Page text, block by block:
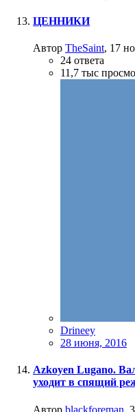
ЦЕННИКИ
Автор TheSaint, 17
24 ответа
11,7 тыс
Drineey
28 июня, 2016
Azkoyen Lugano.
уходит в спящий
Автор blackforeman